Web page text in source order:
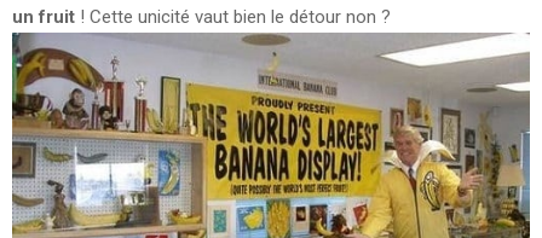
un fruit ! Cette unicité vaut bien le détour non ?